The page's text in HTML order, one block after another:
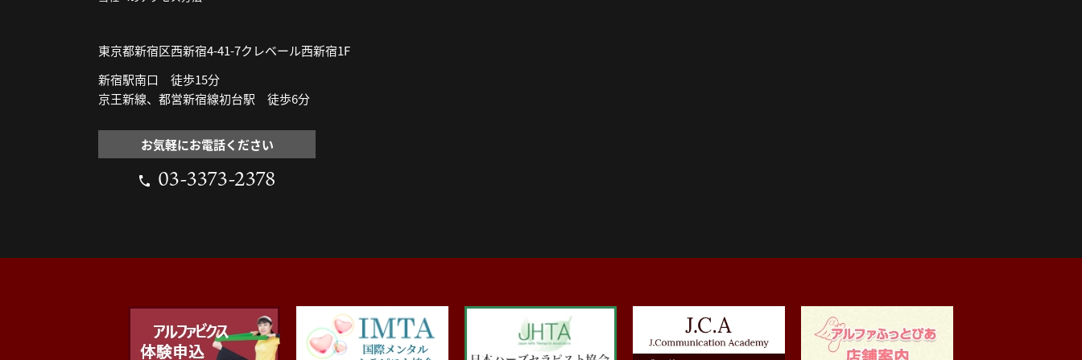
東京都新宿区西新宿4-41-7クレベール西新宿1F
新宿駅南口 徒歩15分
京王新線、都営新宿線初台駅 徒歩6分
お気軽にお電話ください
03-3373-2378